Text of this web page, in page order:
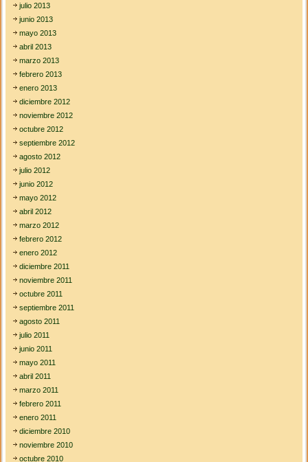
julio 2013
junio 2013
mayo 2013
abril 2013
marzo 2013
febrero 2013
enero 2013
diciembre 2012
noviembre 2012
octubre 2012
septiembre 2012
agosto 2012
julio 2012
junio 2012
mayo 2012
abril 2012
marzo 2012
febrero 2012
enero 2012
diciembre 2011
noviembre 2011
octubre 2011
septiembre 2011
agosto 2011
julio 2011
junio 2011
mayo 2011
abril 2011
marzo 2011
febrero 2011
enero 2011
diciembre 2010
noviembre 2010
octubre 2010